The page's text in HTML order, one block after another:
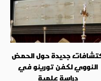
جديدة حول الحمض
النووي لكفن تورينو في
دراسة علمية